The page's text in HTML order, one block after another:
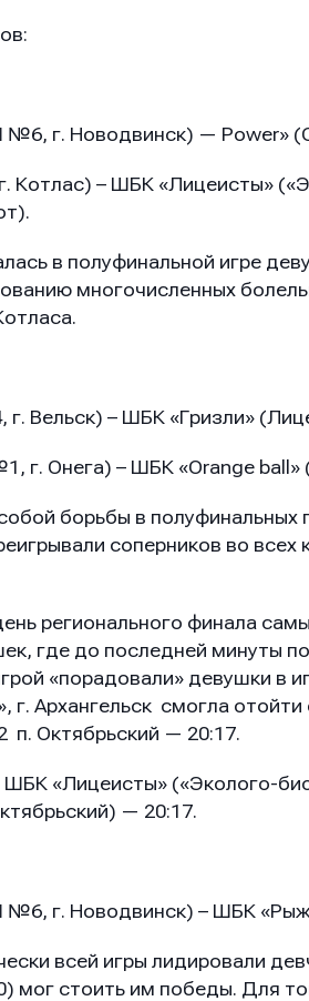
г. Новодвинск) — Power»
Котлас) – ШБК «Лицеисты»
в полуфинальной игре
многочисленных
Вельск) – ШБК «Гризли»
Онега) – ШБК «Orange ball»
борьбы в полуфинальных
соперников во
регионального финала
где до последней минуты
«порадовали» девушки в
г. Архангельск смогла
п. Октябрьский — 20:17.
«Лицеисты» («Эколого-
— 20:17.
г. Новодвинск) – ШБК
всей игры лидировали
мог стоить им победы. Для